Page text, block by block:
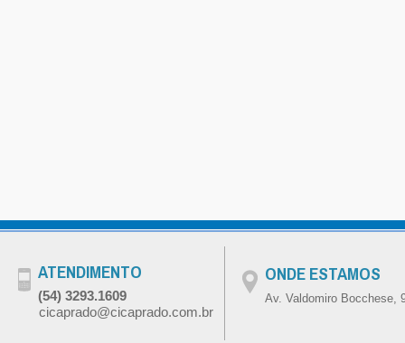
ATENDIMENTO
(54) 3293.1609
cicaprado@cicaprado.com.br
ONDE ESTAMOS
Av. Valdomiro Bocchese,